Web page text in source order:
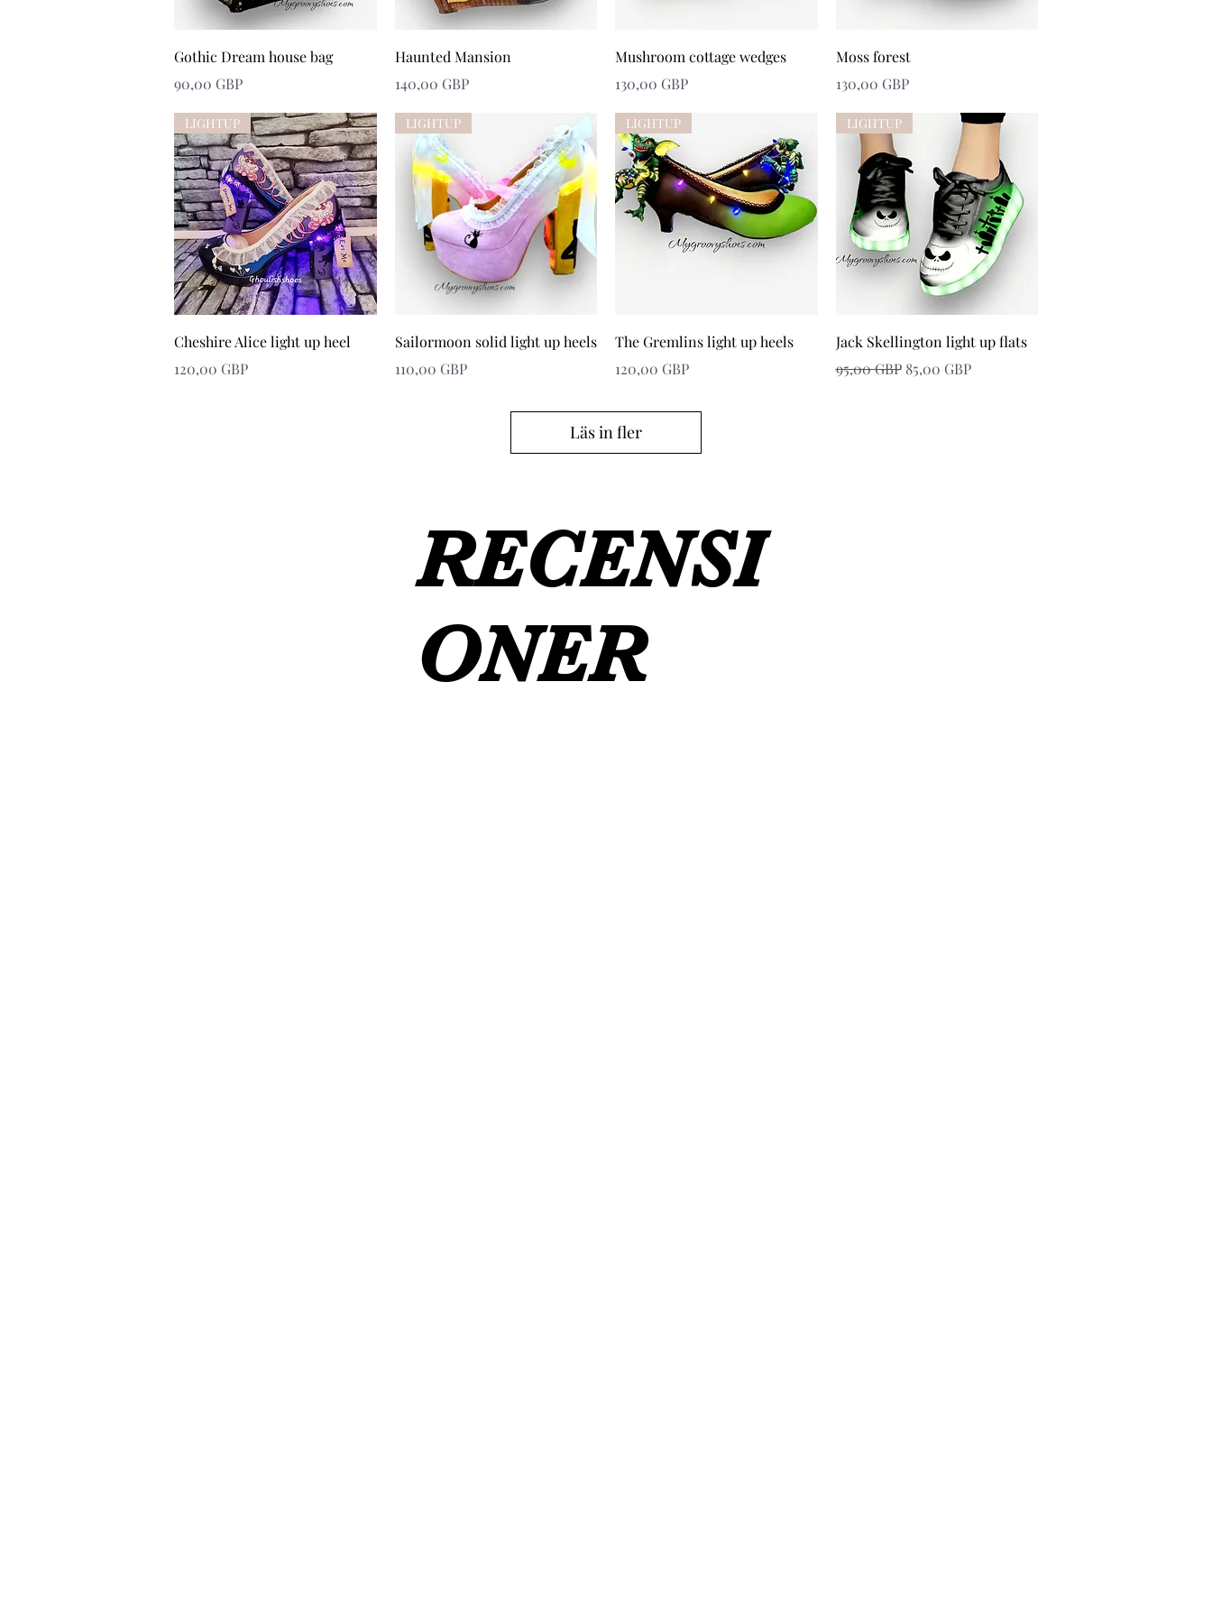
Snabbvisning
Gothic Dream house bag
Pris
90,00 GBP
Snabbvisning
Haunted Mansion
Pris
140,00 GBP
Snabbvisning
Mushroom cottage wedges
Pris
130,00 GBP
Snabbvisning
Moss forest
Pris
130,00 GBP
Snabbvisning
LIGHTUP
Cheshire Alice light up heel
Pris
120,00 GBP
Snabbvisning
LIGHTUP
Sailormoon solid light up heels
Pris
110,00 GBP
Snabbvisning
LIGHTUP
The Gremlins light up heels
Pris
120,00 GBP
Snabbvisning
LIGHTUP
Jack Skellington light up flats
Ordinarie pris
95,00 GBP Reapris
85,00 GBP
Läs in fler
RECENSI
ONER